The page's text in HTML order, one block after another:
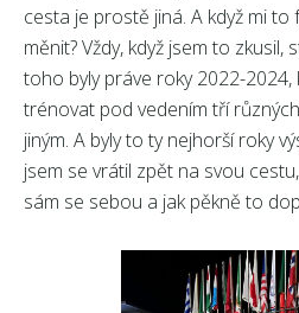
cesta je prostě jiná. A když mi
měnit? Vždy, když jsem to
toho byly práve roky 2022-2024,
trénovat pod vedením tří
jiným. A byly to ty nejhorší roky
jsem se vrátil zpět na svou
sám se sebou a jak pěkně to